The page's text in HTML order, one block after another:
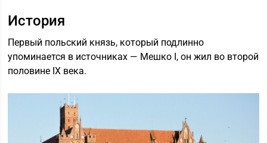
История
Первый польский князь, который подлинно
упоминается в источниках — Мешко I, он жил во второй
половине ІХ века.